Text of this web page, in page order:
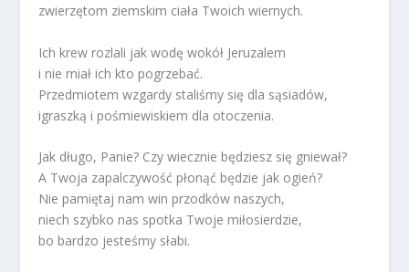
zwierzętom ziemskim ciała Twoich wiernych.
Ich krew rozlali jak wodę wokół Jeruzalem
i nie miał ich kto pogrzebać.
Przedmiotem wzgardy staliśmy się dla sąsiadów,
igraszką i pośmiewiskiem dla otoczenia.
Jak długo, Panie? Czy wiecznie będziesz się gniewał?
A Twoja zapalczywość płonąć będzie jak ogień?
Nie pamiętaj nam win przodków naszych,
niech szybko nas spotka Twoje miłosierdzie,
bo bardzo jesteśmy słabi.